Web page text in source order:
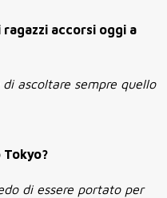
ragazzi accorsi oggi a
ascoltare sempre quello
di essere portato per